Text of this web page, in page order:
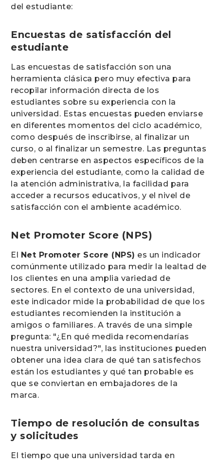
del estudiante:
Encuestas de satisfacción del
estudiante
Las encuestas de satisfacción son una
herramienta clásica pero muy efectiva para
recopilar información directa de los
estudiantes sobre su experiencia con la
universidad. Estas encuestas pueden enviarse
en diferentes momentos del ciclo académico,
como después de inscribirse, al finalizar un
curso, o al finalizar un semestre. Las preguntas
deben centrarse en aspectos específicos de la
experiencia del estudiante, como la calidad de
la atención administrativa, la facilidad para
acceder a recursos educativos, y el nivel de
satisfacción con el ambiente académico.
Net Promoter Score (NPS)
El Net Promoter Score (NPS) es un indicador
comúnmente utilizado para medir la lealtad de
los clientes en una amplia variedad de
sectores. En el contexto de una universidad,
este indicador mide la probabilidad de que los
estudiantes recomienden la institución a
amigos o familiares. A través de una simple
pregunta: "¿En qué medida recomendarías
nuestra universidad?", las instituciones pueden
obtener una idea clara de qué tan satisfechos
están los estudiantes y qué tan probable es
que se conviertan en embajadores de la
marca.
Tiempo de resolución de consultas
y solicitudes
El tiempo que una universidad tarda en